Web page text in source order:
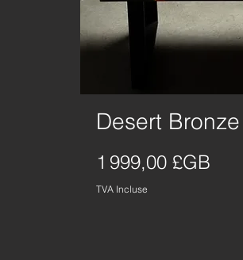
Aperçu
Desert Bronze
Prix
1 999,00 £GB
TVA Incluse